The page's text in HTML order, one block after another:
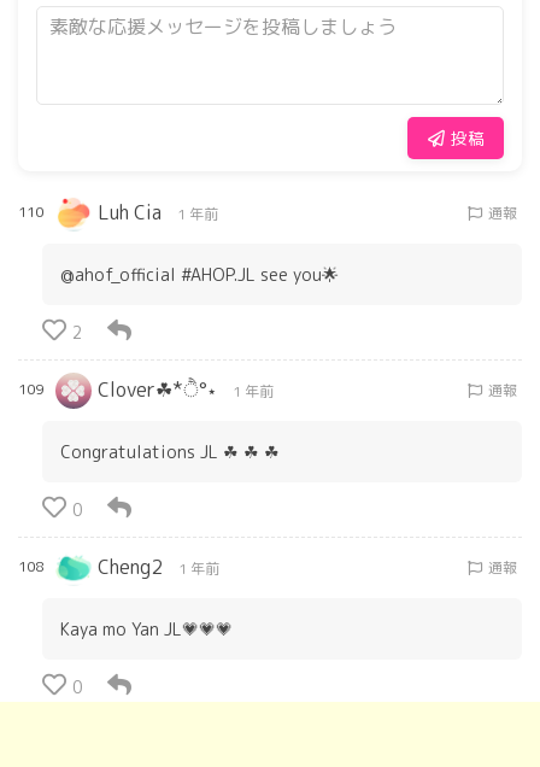
投稿
110 Luh Cia 1 年前 通報
@ahof_official #AHOP.JL see you🌟
2
109 Clover☘︎*ੈ°⋆ 1 年前 通報
Congratulations JL ☘︎ ☘︎ ☘︎
0
108 Cheng2 1 年前 通報
Kaya mo Yan JL💗💗💗
0